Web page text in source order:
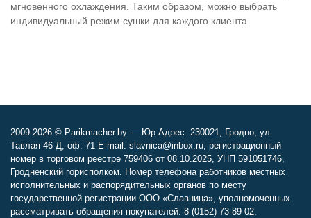
мгновенного охлаждения. Таким образом, можно выбрать
индивидуальный режим сушки для каждого клиента.
2009-2026 © Parikmacher.by — Юр.Адрес: 230021, Гродно, ул.
Тавлая 46 Д, оф. 71 E-mail: slavnica@inbox.ru, регистрационный
номер в торговом реестре 759406 от 08.10.2025, УНП 591051746,
Гродненский горисполком. Номер телефона работников местных
исполнительных и распорядительных органов по месту
государственной регистрации ООО «Славница», уполномоченных
рассматривать обращения покупателей: 8 (0152) 73-89-02.